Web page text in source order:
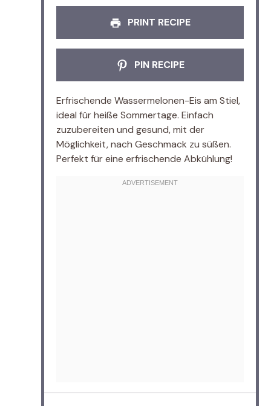
PRINT RECIPE
PIN RECIPE
Erfrischende Wassermelonen-Eis am Stiel,
ideal für heiße Sommertage. Einfach
zuzubereiten und gesund, mit der
Möglichkeit, nach Geschmack zu süßen.
Perfekt für eine erfrischende Abkühlung!